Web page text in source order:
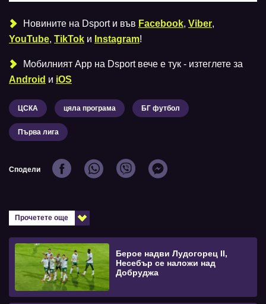
Новините на Dsport и във Facebook, Viber,
YouTube, TikTok и Instagram!
Мобилният Аpp на Dsport вече е тук - изтеглете за
Android и iOS
ЦСКА цяла програма БГ футбол
Първа лига
Сподели
Прочетете още
Берое надви Лудогорец II,
Несебър се наложи над
Добруджа